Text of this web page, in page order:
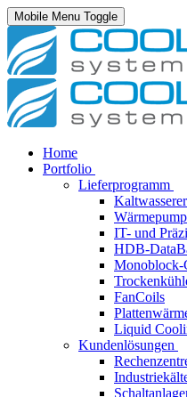
Mobile Menu Toggle
Home
Portfolio
Lieferprogramm
IT- und
HDB-
Monoblock-
FanCoils
Liquid
Kundenlösungen